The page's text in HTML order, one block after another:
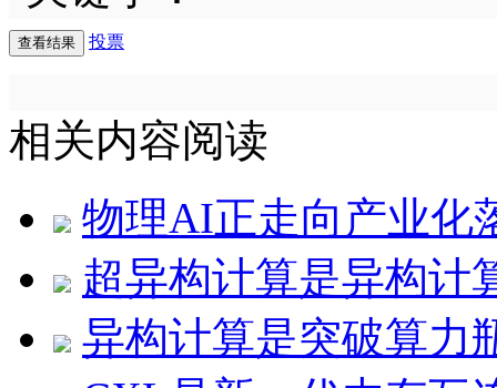
投票
相关内容阅读
物理AI正走向产业化
超异构计算是异构计
异构计算是突破算力